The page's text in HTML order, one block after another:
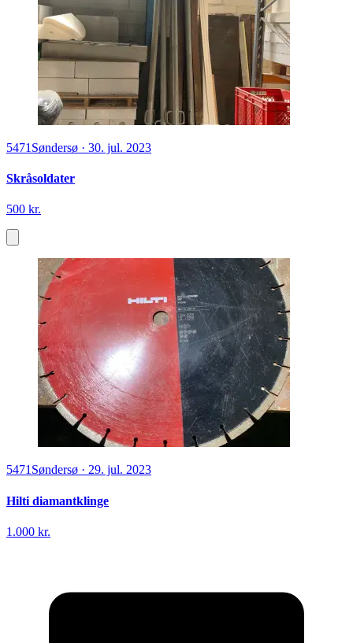
5471 Søndersø · 30. jul. 2023
Skråsoldater
500 kr.
5471Søndersø · 29. jul. 2023
Hilti diamantklinge
1.000 kr.